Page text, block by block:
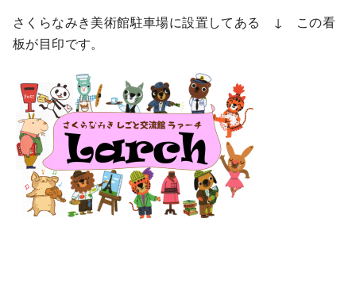
さくらなみき美術館駐車場に設置してある ↓ この看
板が目印です。